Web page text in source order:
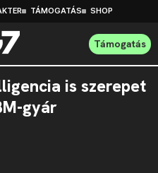
TÁMOGATÁS SHOP
Támogatás
is szerepet
gyár